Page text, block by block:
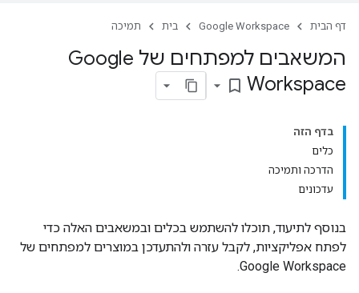
דף הבית Google Workspace בית תמיכה
המשאבים למפתחים של Google
Workspace
bookmark_border
בדף הזה
כלים
הדרכה ותמיכה
עדכונים
בנוסף לתיעוד, תוכלו להשתמש בכלים ובמשאבים האלה כדי
לפתח אפליקציות, לקבל עזרה ולהתעדכן במוצרים למפתחים של
Google Workspace.